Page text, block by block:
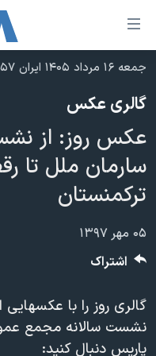
لینکهای
قابل
دسترسی
جهش
محتوای
اصلی
جهش
به
صفحه
جهش
جستجو
نسخه سبک وب‌سایت
موضوع ها
ایران
آمریکا
جهان
ورزشی
ویژه برنامه‌ها
ویدیوها
برنامه های تلویزیونی
جدول برنامه ها
صفحه‌های ویژه
جام جهانی ۲۰۲۶
۲۵۰سالگی آمریکا
بایگانی برنامه‌های تلویزیونی
فرکانس‌های صدای آمریکا
یادگیری زبان انگلیسی
جمعه ۱۶ مرداد ۱۴۰۵ ایران ۱۳:۵۷
گالری عکس
عکس روز: از
سارمان ملل تا
ترکمنستان
۰۵ مهر ۱۳۹۷
گالری روز را با
نشست سالانه مجمع
پاریس دنبال کنید:
اشتراک